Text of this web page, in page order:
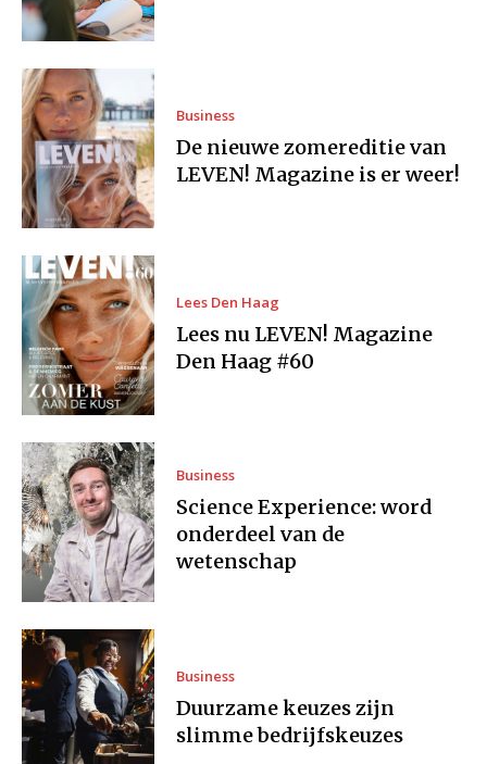
Business
De nieuwe zomereditie van
LEVEN! Magazine is er weer!
Lees Den Haag
Lees nu LEVEN! Magazine
Den Haag #60
Business
Science Experience: word
onderdeel van de
wetenschap
Business
Duurzame keuzes zijn
slimme bedrijfskeuzes